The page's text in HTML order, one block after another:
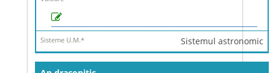
Sistemul astronomic